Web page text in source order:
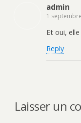
admin
1
Et oui,
Reply
Laisser un